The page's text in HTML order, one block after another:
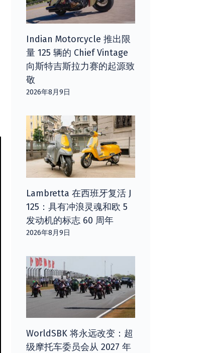
Indian Motorcycle 推出限
量 125 辆的 Chief Vintage
向斯特吉斯拉力赛的起源致
敬
2026年8月9日
Lambretta 在西班牙复活 J
125：具有冲浪灵魂和欧 5
发动机的标志 60 周年
2026年8月9日
WorldSBK 将永远改变：超
级摩托车委员会从 2027 年